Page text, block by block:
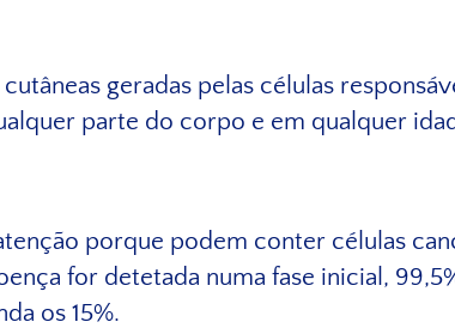
cutâneas geradas pelas células
parte do corpo e em qualquer
porque podem conter células
for detetada numa fase inicial,
os 15%.